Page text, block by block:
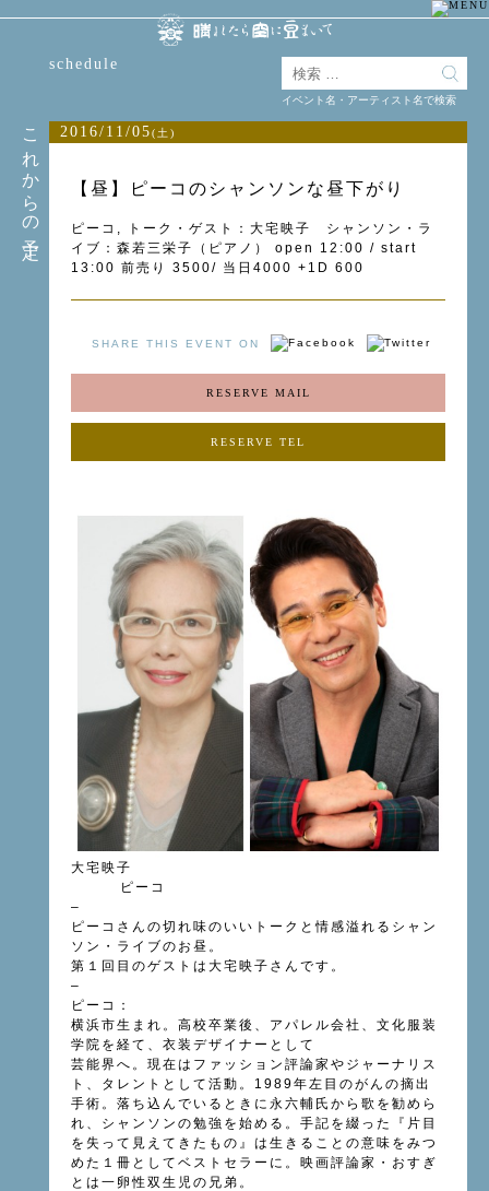
これからの予定
schedule
2016/11/05(土)
【昼】ピーコのシャンソンな昼下がり
ピーコ, トーク・ゲスト：大宅映子 シャンソン・ラ
イブ：森若三栄子（ピアノ） open 12:00 / start
13:00 前売り 3500/ 当日4000 +1D 600
SHARE THIS EVENT ON
RESERVE MAIL
RESERVE TEL
大宅映子
ピーコ
–
ピーコさんの切れ味のいいトークと情感溢れるシャン
ソン・ライブのお昼。
第１回目のゲストは大宅映子さんです。
–
ピーコ：
横浜市生まれ。高校卒業後、アパレル会社、文化服装
学院を経て、衣装デザイナーとして
芸能界へ。現在はファッション評論家やジャーナリス
ト、タレントとして活動。1989年左目のがんの摘出
手術。落ち込んでいるときに永六輔氏から歌を勧めら
れ、シャンソンの勉強を始める。手記を綴った『片目
を失って見えてきたもの』は生きることの意味をみつ
めた１冊としてベストセラーに。映画評論家・おすぎ
とは一卵性双生児の兄弟。
イベント名・アーティスト名で検索